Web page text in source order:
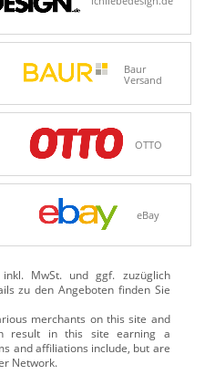
Baur
Versand
OTTO
eBay
MwSt. und ggf. zuzüglich
zu den Angeboten finden Sie